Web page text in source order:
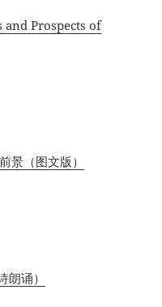
and Prospects of
景（图文版）
诵）